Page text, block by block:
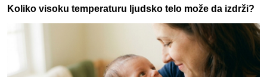
Koliko visoku temperaturu ljudsko telo može da izdrži?